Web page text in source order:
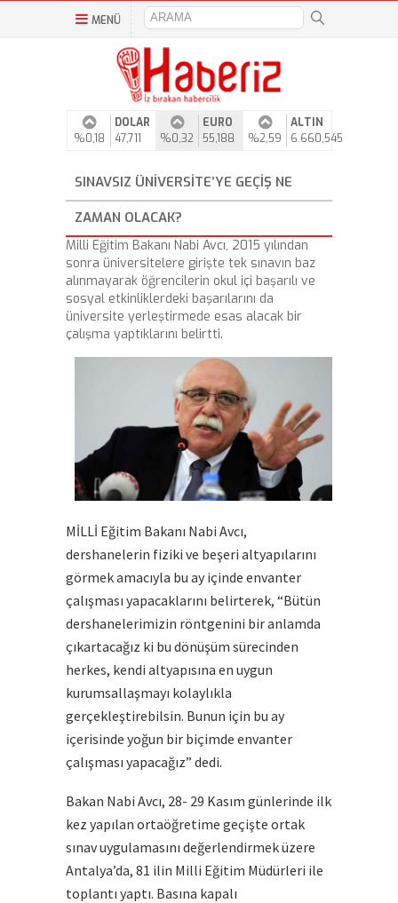
MENÜ
%0,18
DOLAR
47,711
%0,32
EURO
55,188
%2,59
ALTIN
6.660,545
SINAVSIZ ÜNIVERSITE’YE GEÇIŞ NE
ZAMAN OLACAK?
Milli Eğitim Bakanı Nabi Avcı, 2015 yılından
sonra üniversitelere girişte tek sınavın baz
alınmayarak öğrencilerin okul içi başarılı ve
sosyal etkinliklerdeki başarılarını da
üniversite yerleştirmede esas alacak bir
çalışma yaptıklarını belirtti.
MİLLİ Eğitim Bakanı Nabi Avcı,
dershanelerin fiziki ve beşeri altyapılarını
görmek amacıyla bu ay içinde envanter
çalışması yapacaklarını belirterek, “Bütün
dershanelerimizin röntgenini bir anlamda
çıkartacağız ki bu dönüşüm sürecinden
herkes, kendi altyapısına en uygun
kurumsallaşmayı kolaylıkla
gerçekleştirebilsin. Bunun için bu ay
içerisinde yoğun bir biçimde envanter
çalışması yapacağız” dedi.
Bakan Nabi Avcı, 28- 29 Kasım günlerinde ilk
kez yapılan ortaöğretime geçişte ortak
sınav uygulamasını değerlendirmek üzere
Antalya’da, 81 ilin Milli Eğitim Müdürleri ile
toplantı yaptı. Basına kapalı